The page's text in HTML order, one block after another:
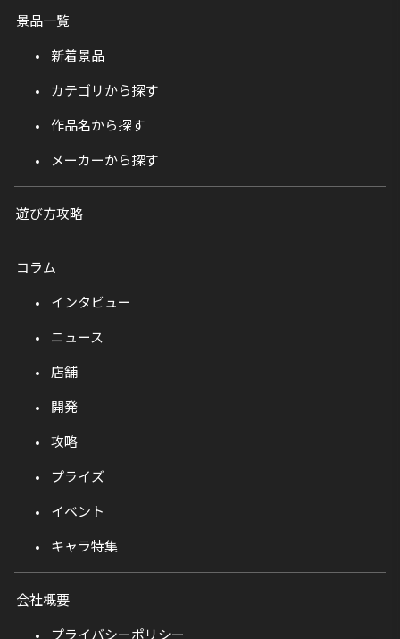
景品一覧
新着景品
カテゴリから探す
作品名から探す
メーカーから探す
遊び方攻略
コラム
インタビュー
ニュース
店舗
開発
攻略
プライズ
イベント
キャラ特集
会社概要
プライバシーポリシー